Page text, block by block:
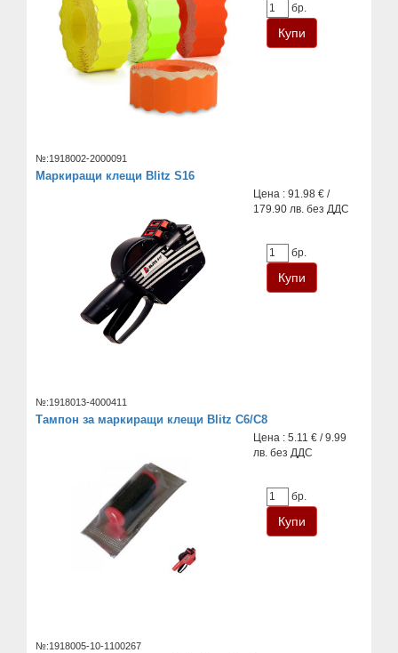
бр.
№:1918002-2000091
Маркиращи клещи Blitz S16
Цена : 91.98 € /
179.90 лв. без ДДС
бр.
№:1918013-4000411
Тампон за маркиращи клещи Blitz С6/С8
Цена : 5.11 € / 9.99
лв. без ДДС
бр.
№:1918005-10-1100267